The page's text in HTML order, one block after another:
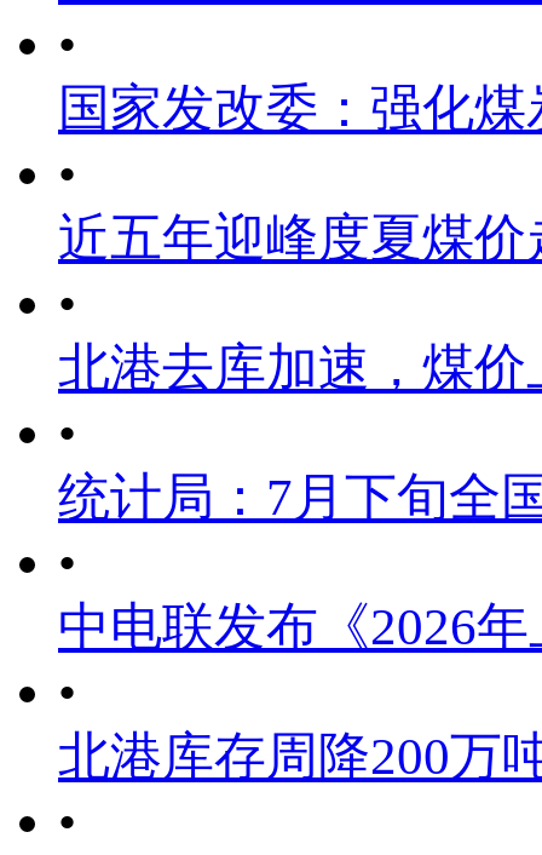
•
国家发改委：强化
•
近五年迎峰度夏煤价
•
北港去库加速，煤
•
统计局：7月下旬全
•
中电联发布《2026
•
北港库存周降200万
•